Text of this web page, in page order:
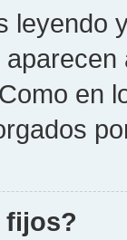
leyendo
en
fijos?